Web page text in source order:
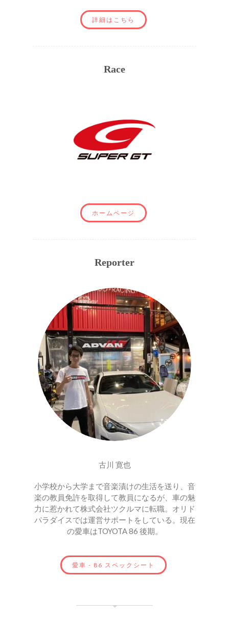
詳細はこちら
Race
ホームページ
Reporter
古川 寛也
小学校から大学まで音楽漬けの生活を送り、音
楽の教員免許を取得して教員になるが、車の魅
力に惹かれて株式会社ツクルマに転職。オリド
パラダイスでは運営サポートをしている。現在
の愛車はTOYOTA 86 後期。
愛車 - 86 スペックシート